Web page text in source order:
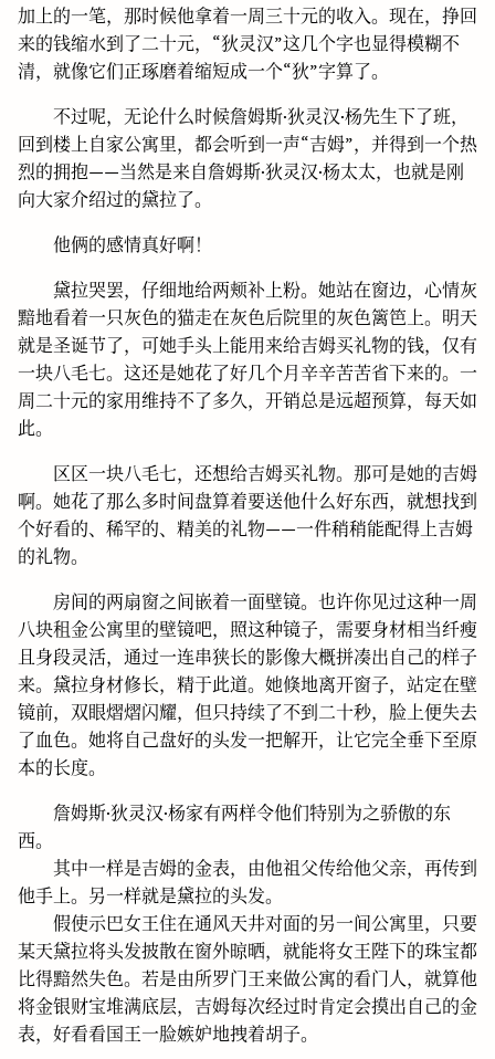
加上的一笔，那时候他拿着一周三十元的收入。现在，挣回
来的钱缩水到了二十元，“狄灵汉”这几个字也显得模糊不
清，就像它们正琢磨着缩短成一个“狄”字算了。
不过呢，无论什么时候詹姆斯·狄灵汉·杨先生下了班，
回到楼上自家公寓里，都会听到一声“吉姆”，并得到一个热
烈的拥抱——当然是来自詹姆斯·狄灵汉·杨太太，也就是刚
向大家介绍过的黛拉了。
他俩的感情真好啊！
黛拉哭罢，仔细地给两颊补上粉。她站在窗边，心情灰
黯地看着一只灰色的猫走在灰色后院里的灰色篱笆上。明天
就是圣诞节了，可她手头上能用来给吉姆买礼物的钱，仅有
一块八毛七。这还是她花了好几个月辛辛苦苦省下来的。一
周二十元的家用维持不了多久，开销总是远超预算，每天如
此。
区区一块八毛七，还想给吉姆买礼物。那可是她的吉姆
啊。她花了那么多时间盘算着要送他什么好东西，就想找到
个好看的、稀罕的、精美的礼物——一件稍稍能配得上吉姆
的礼物。
房间的两扇窗之间嵌着一面壁镜。也许你见过这种一周
八块租金公寓里的壁镜吧，照这种镜子，需要身材相当纤瘦
且身段灵活，通过一连串狭长的影像大概拼凑出自己的样子
来。黛拉身材修长，精于此道。她倏地离开窗子，站定在壁
镜前，双眼熠熠闪耀，但只持续了不到二十秒，脸上便失去
了血色。她将自己盘好的头发一把解开，让它完全垂下至原
本的长度。
詹姆斯·狄灵汉·杨家有两样令他们特别为之骄傲的东
西。
其中一样是吉姆的金表，由他祖父传给他父亲，再传到
他手上。另一样就是黛拉的头发。
假使示巴女王住在通风天井对面的另一间公寓里，只要
某天黛拉将头发披散在窗外晾晒，就能将女王陛下的珠宝都
比得黯然失色。若是由所罗门王来做公寓的看门人，就算他
将金银财宝堆满底层，吉姆每次经过时肯定会摸出自己的金
表，好看看国王一脸嫉妒地拽着胡子。